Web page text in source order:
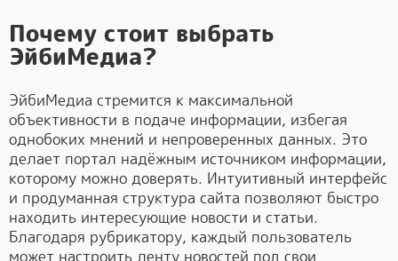
Почему стоит выбрать
ЭйбиМедиа?
ЭйбиМедиа стремится к максимальной
объективности в подаче информации, избегая
однобоких мнений и непроверенных данных. Это
делает портал надёжным источником информации,
которому можно доверять. Интуитивный интерфейс
и продуманная структура сайта позволяют быстро
находить интересующие новости и статьи.
Благодаря рубрикатору, каждый пользователь
может настроить ленту новостей под свои